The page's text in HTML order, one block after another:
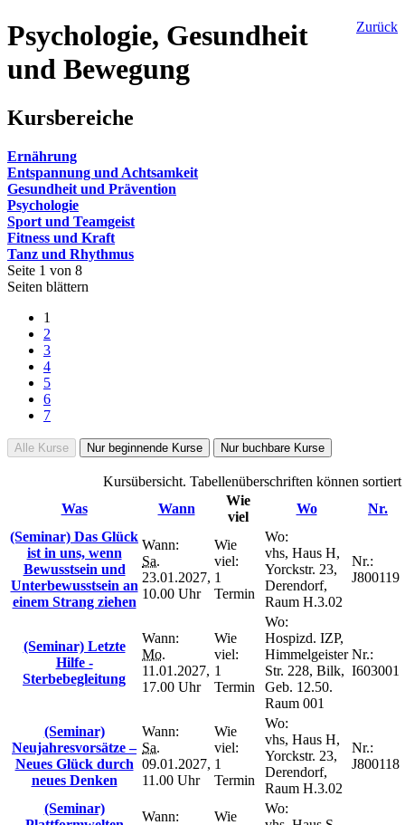
Zurück
Psychologie, Gesundheit
und Bewegung
Kursbereiche
Ernährung
Entspannung und Achtsamkeit
Gesundheit und Prävention
Psychologie
Sport und Teamgeist
Fitness und Kraft
Tanz und Rhythmus
Seite 1 von 8
Seiten blättern
1
2
3
4
5
6
7
Alle Kurse Nur beginnende Kurse Nur buchbare Kurse
Kursübersicht. Tabellenüberschriften können sortiert
Was
Wann
Wie
viel
Wo
Nr.
(Seminar) Das Glück
ist in uns, wenn
Bewusstsein und
Unterbewusstsein an
einem Strang ziehen
Wann:
Sa.
23.01.2027,
10.00 Uhr
Wie
viel:
1
Termin
Wo:
vhs, Haus H,
Yorckstr. 23,
Derendorf,
Raum H.3.02
Nr.:
J800119
(Seminar) Letzte
Hilfe -
Sterbebegleitung
Wann:
Mo.
11.01.2027,
17.00 Uhr
Wie
viel:
1
Termin
Wo:
Hospizd. IZP,
Himmelgeister
Str. 228, Bilk,
Geb. 12.50.
Raum 001
Nr.:
I603001
(Seminar)
Neujahresvorsätze –
Neues Glück durch
neues Denken
Wann:
Sa.
09.01.2027,
11.00 Uhr
Wie
viel:
1
Termin
Wo:
vhs, Haus H,
Yorckstr. 23,
Derendorf,
Raum H.3.02
Nr.:
J800118
(Seminar)
Wann:
Wie
Wo: